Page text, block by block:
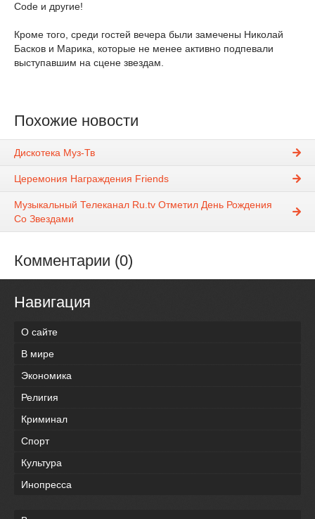
Code и другие!
Кроме того, среди гостей вечера были замечены Николай
Басков и Марика, которые не менее активно подпевали
выступавшим на сцене звездам.
Похожие новости
Дискотека Муз-Тв
Церемония Награждения Friends
Музыкальный Телеканал Ru.tv Отметил День Рождения
Со Звездами
Комментарии (0)
Навигация
О сайте
В мире
Экономика
Религия
Криминал
Спорт
Культура
Инопресса